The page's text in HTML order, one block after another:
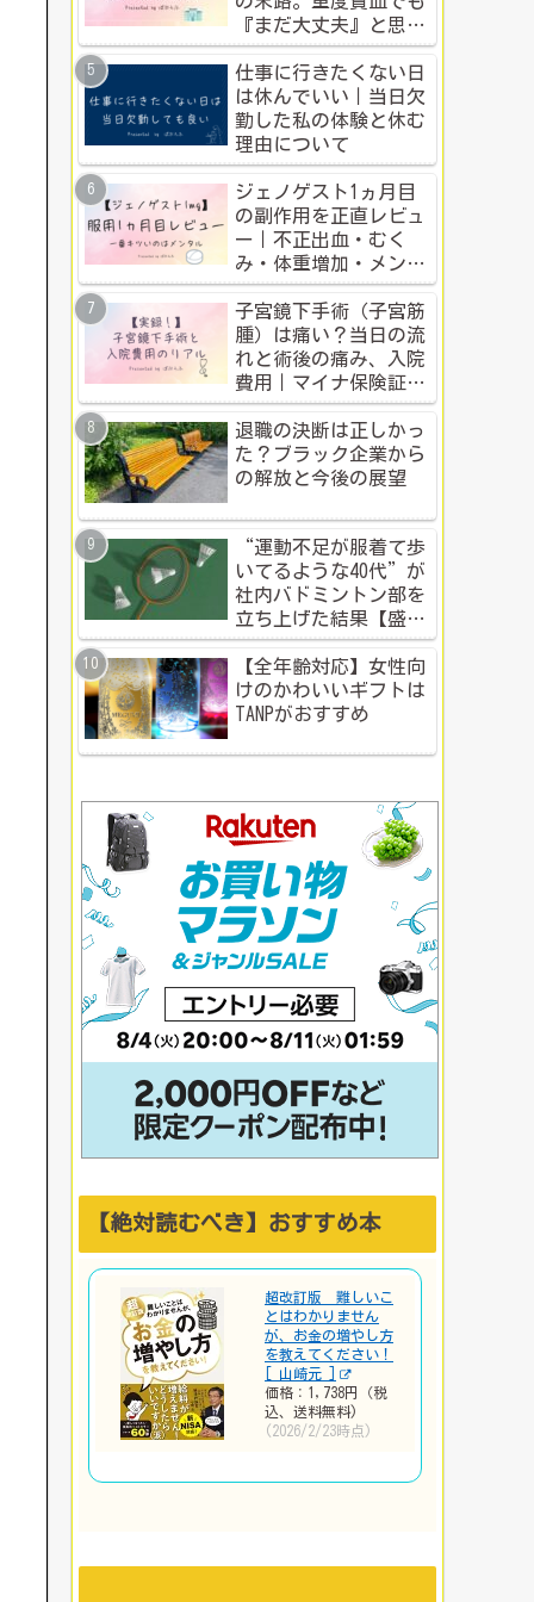
『まだ大丈夫』と思う
人のための警告
仕事に行きたくない日
は休んでいい｜当日欠
勤した私の体験と休む
理由について
ジェノゲスト1ヵ月目
の副作用を正直レビュ
ー｜不正出血・むく
み・体重増加・メンタ
ル変化まで【体験談】
子宮鏡下手術（子宮筋
腫）は痛い？当日の流
れと術後の痛み、入院
費用｜マイナ保険証・
公的制度で乗り切った
入院体験記全公開
退職の決断は正しかっ
た？ブラック企業から
の解放と今後の展望
“運動不足が服着て歩
いてるような40代”が
社内バドミントン部を
立ち上げた結果【盛り
上がる社内イベント成
功例】
【全年齢対応】女性向
けのかわいいギフトは
TANPがおすすめ
【絶対読むべき】おすすめ本
超改訂版 難しいこ
とはわかりません
が、お金の増やし方
を教えてください！
[ 山崎元 ]
価格：1,738円（税
込、送料無料)
(2026/2/23時点)